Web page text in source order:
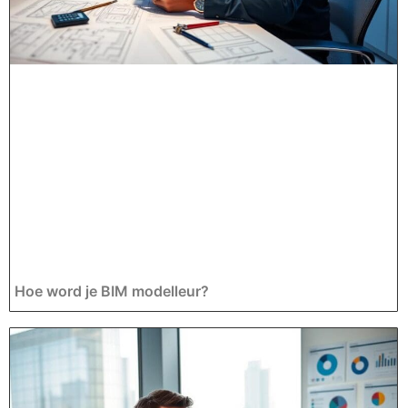
Hoe word je BIM modelleur?